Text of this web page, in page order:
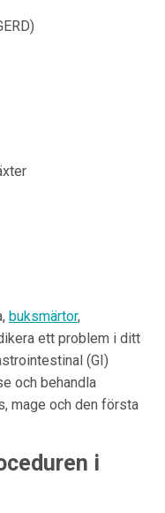
buksmärtor,
ett problem i ditt
(GI)
och behandla
mage och den första
i